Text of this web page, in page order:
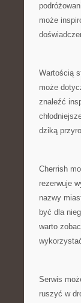
może
Wartością
może
znaleźć
dziką
Cherrish
rezerwuje
nazwy
być dla
warto
Serwis
ruszyć w